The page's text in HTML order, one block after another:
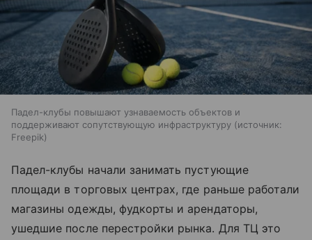
Падел-клубы повышают узнаваемость объектов и
поддерживают сопутствующую инфраструктуру
источник:
Freepik
Падел-клубы начали занимать пустующие
площади в торговых центрах, где раньше работали
магазины одежды, фудкорты и арендаторы,
ушедшие после перестройки рынка. Для ТЦ это